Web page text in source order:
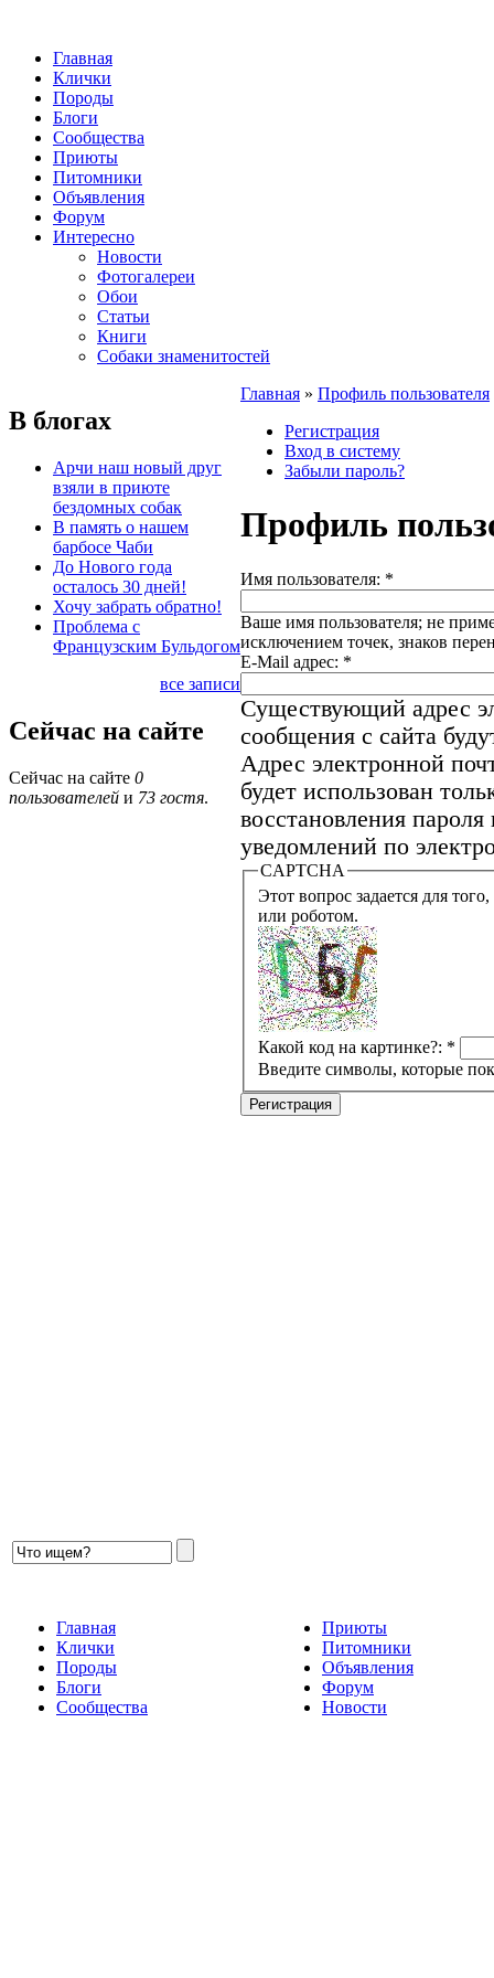
Главная
Клички
Породы
Блоги
Сообщества
Приюты
Питомники
Объявления
Форум
Интересно
Новости
Фотогалереи
Обои
Статьи
Книги
Собаки знаменитостей
В блогах
Арчи наш новый друг
взяли в приюте
бездомных собак
В память о нашем
барбосе Чаби
До Нового года
осталось 30 дней!
Хочу забрать обратно!
Проблема с
Французским Бульдогом
все записи
Сейчас на сайте
Сейчас на сайте 0
пользователей и 73 гостя.
Главная » Профиль пользователя
Регистрация
Вход в систему
Забыли пароль?
Профиль
Имя пользователя: *
Ваше имя пользователя; не
исключением точек, знаков
E-Mail адрес: *
Существующий адрес
сообщения с сайта
Адрес электронной
будет использован
восстановления
уведомлений по
CAPTCHA
Этот вопрос задается для того,
или роботом.
Какой код на картинке?: *
Введите символы, которые
Главная
Клички
Породы
Блоги
Сообщества
Приюты
Питомники
Объявления
Форум
Новости